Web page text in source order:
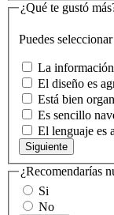
¿Qué te gustó
Puedes
La
El diseño es
Está bien
Es sencillo
El lenguaje es
Siguiente
¿Recomendarías
Si
No